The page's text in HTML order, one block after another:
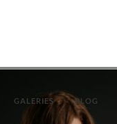
GALERIES BLOG